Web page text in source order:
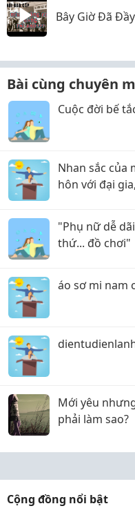
Bây Giờ Đã
Bài cùng chuyên
Cuộc đời bế
Nhan sắc của
hôn với đại
"Phụ nữ dễ
thứ... đồ chơi"
áo sơ mi nam
Mới yêu
phải làm sao?
Cộng đồng nổi bật